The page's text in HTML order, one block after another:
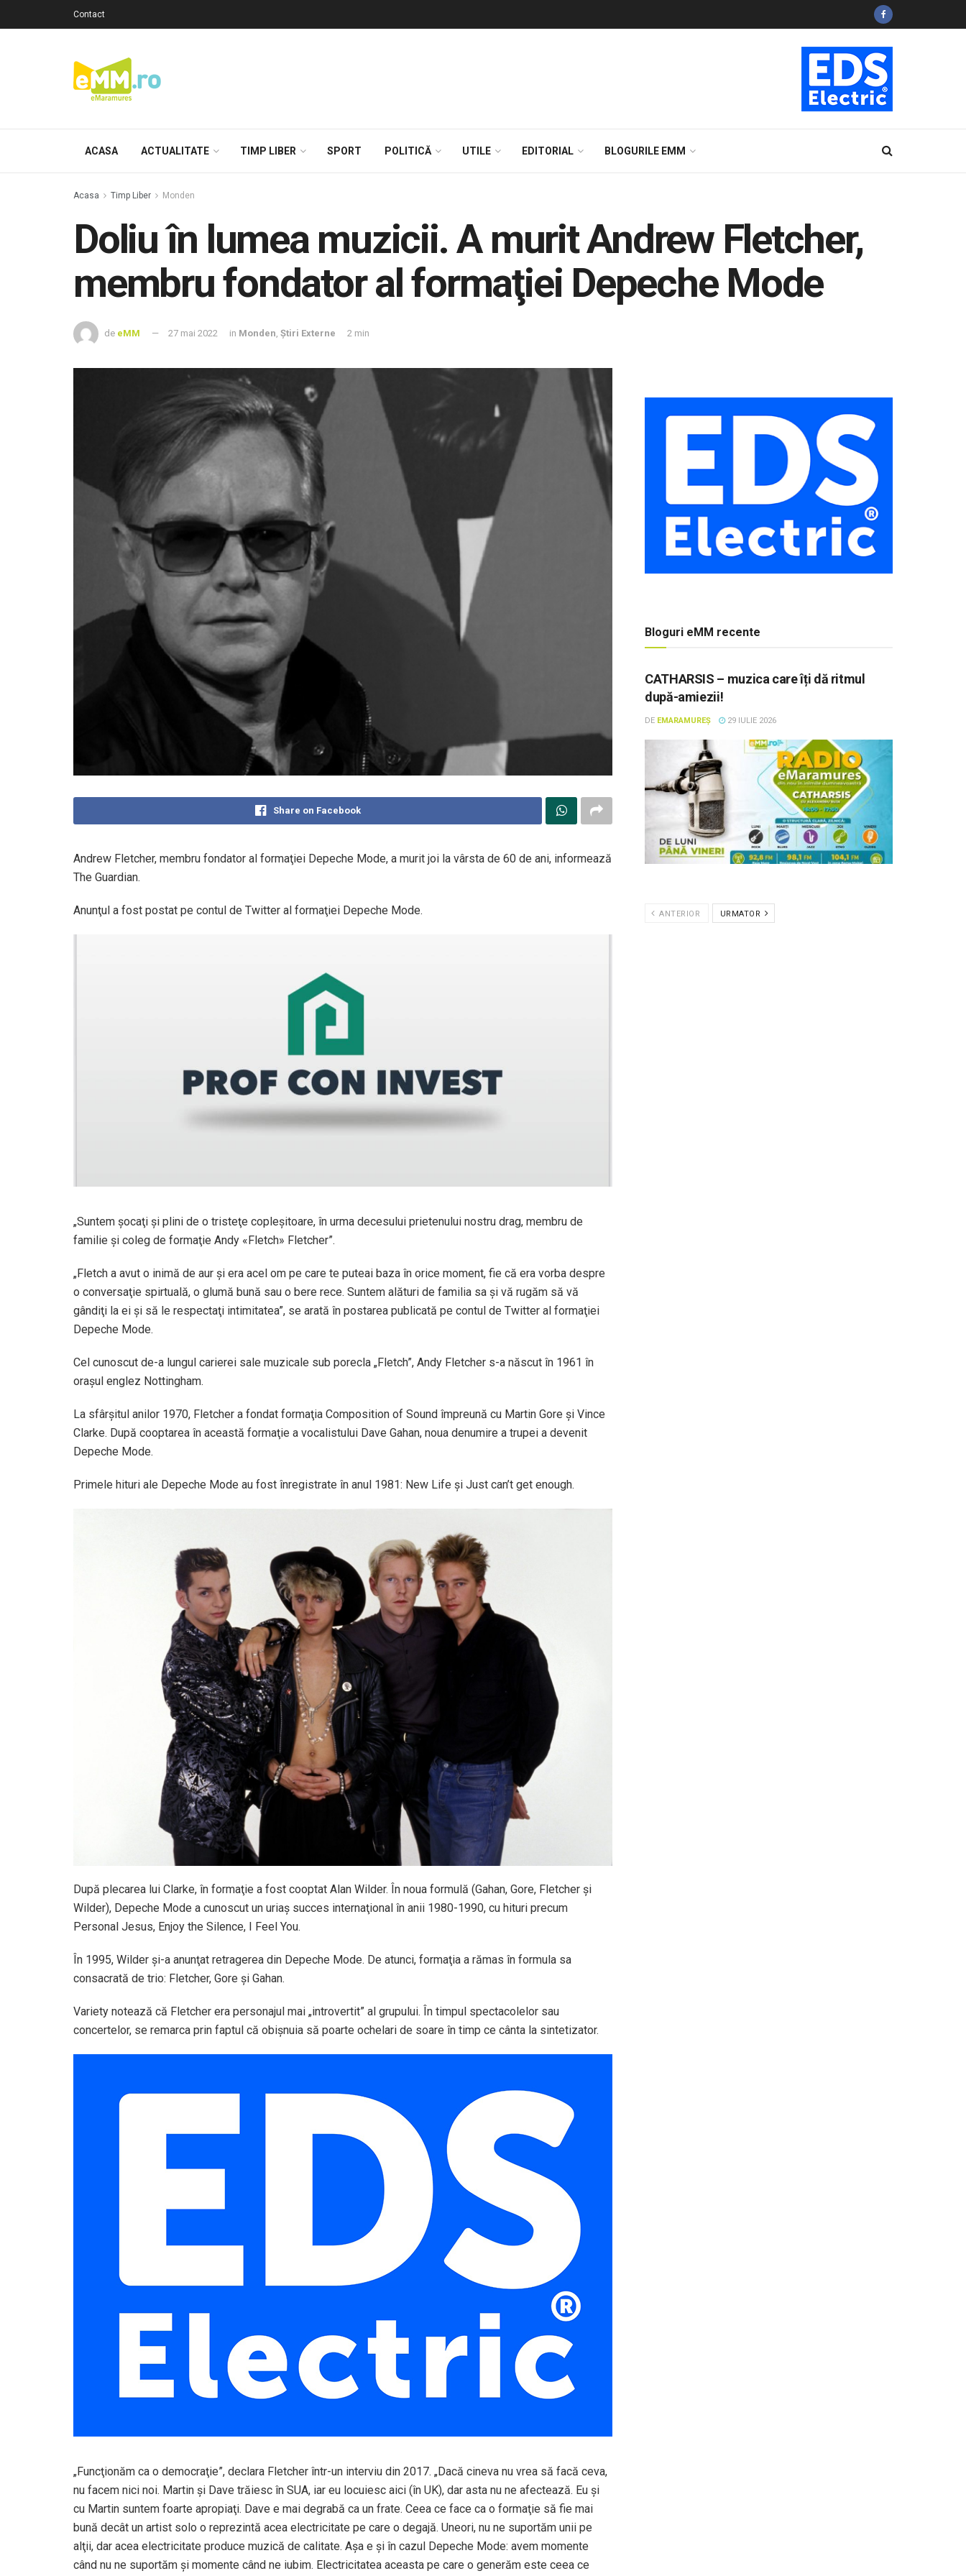
Contact
ACASA ACTUALITATE TIMP LIBER SPORT POLITICĂ UTILE EDITORIAL BLOGURILE EMM
Acasa Timp Liber Monden
Doliu în lumea muzicii. A murit Andrew Fletcher,
membru fondator al formaţiei Depeche Mode
de eMM 27 mai 2022 in Monden, Știri Externe 2 min
Share on Facebook
Andrew Fletcher, membru fondator al formaţiei Depeche Mode, a murit joi la vârsta de 60 de ani, informează
The Guardian.
Anunţul a fost postat pe contul de Twitter al formaţiei Depeche Mode.
„Suntem şocaţi şi plini de o tristeţe copleşitoare, în urma decesului prietenului nostru drag, membru de
familie şi coleg de formaţie Andy «Fletch» Fletcher”.
„Fletch a avut o inimă de aur şi era acel om pe care te puteai baza în orice moment, fie că era vorba despre
o conversaţie spirtuală, o glumă bună sau o bere rece. Suntem alături de familia sa şi vă rugăm să vă
gândiţi la ei şi să le respectaţi intimitatea”, se arată în postarea publicată pe contul de Twitter al formaţiei
Depeche Mode.
Cel cunoscut de-a lungul carierei sale muzicale sub porecla „Fletch”, Andy Fletcher s-a născut în 1961 în
oraşul englez Nottingham.
La sfârşitul anilor 1970, Fletcher a fondat formaţia Composition of Sound împreună cu Martin Gore şi Vince
Clarke. După cooptarea în această formaţie a vocalistului Dave Gahan, noua denumire a trupei a devenit
Depeche Mode.
Primele hituri ale Depeche Mode au fost înregistrate în anul 1981: New Life şi Just can’t get enough.
După plecarea lui Clarke, în formaţie a fost cooptat Alan Wilder. În noua formulă (Gahan, Gore, Fletcher şi
Wilder), Depeche Mode a cunoscut un uriaş succes internaţional în anii 1980-1990, cu hituri precum
Personal Jesus, Enjoy the Silence, I Feel You.
În 1995, Wilder şi-a anunţat retragerea din Depeche Mode. De atunci, formaţia a rămas în formula sa
consacrată de trio: Fletcher, Gore şi Gahan.
Variety notează că Fletcher era personajul mai „introvertit” al grupului. În timpul spectacolelor sau
concertelor, se remarca prin faptul că obişnuia să poarte ochelari de soare în timp ce cânta la sintetizator.
„Funcţionăm ca o democraţie”, declara Fletcher într-un interviu din 2017. „Dacă cineva nu vrea să facă ceva,
nu facem nici noi. Martin şi Dave trăiesc în SUA, iar eu locuiesc aici (în UK), dar asta nu ne afectează. Eu şi
cu Martin suntem foarte apropiaţi. Dave e mai degrabă ca un frate. Ceea ce face ca o formaţie să fie mai
bună decât un artist solo o reprezintă acea electricitate pe care o degajă. Uneori, nu ne suportăm unii pe
alţii, dar acea electricitate produce muzică de calitate. Aşa e şi în cazul Depeche Mode: avem momente
când nu ne suportăm şi momente când ne iubim. Electricitatea aceasta pe care o generăm este ceea ce
Bloguri eMM recente
CATHARSIS – muzica care îți dă ritmul
după-amiezii!
DE EMARAMUREȘ 29 IULIE 2026
ANTERIOR URMATOR